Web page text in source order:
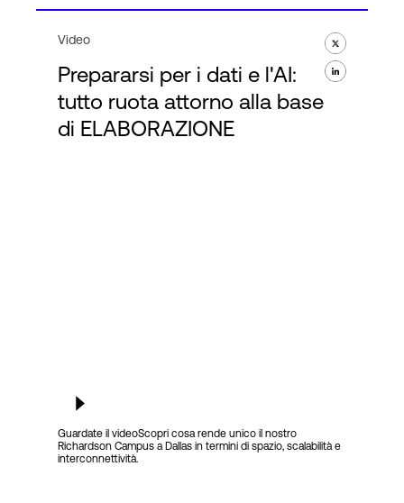
Chi Siamo
Video
Prepararsi per i dati e l'AI:
tutto ruota attorno alla base
di ELABORAZIONE
Guardate il videoScopri cosa rende unico il nostro
Richardson Campus a Dallas in termini di spazio, scalabilità e
interconnettività.